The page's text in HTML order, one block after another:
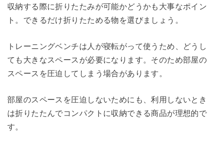
収納する際に折りたたみが可能かどうかも大事なポイン
ト。できるだけ折りたためる物を選びましょう。
トレーニングベンチは人が寝転がって使うため、どうし
ても大きなスペースが必要になります。そのため部屋の
スペースを圧迫してしまう場合があります。
部屋のスペースを圧迫しないためにも、利用しないとき
は折りたたんでコンパクトに収納できる商品が理想的で
す。